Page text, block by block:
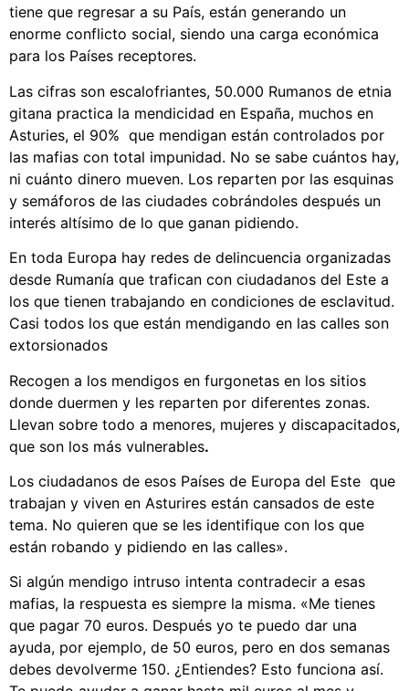
tiene que regresar a su País, están generando un
enorme conflicto social, siendo una carga económica
para los Países receptores.
Las cifras son escalofriantes, 50.000 Rumanos de etnia
gitana practica la mendicidad en España, muchos en
Asturies, el 90% que mendigan están controlados por
las mafias con total impunidad. No se sabe cuántos hay,
ni cuánto dinero mueven. Los reparten por las esquinas
y semáforos de las ciudades cobrándoles después un
interés altísimo de lo que ganan pidiendo.
En toda Europa hay redes de delincuencia organizadas
desde Rumanía que trafican con ciudadanos del Este a
los que tienen trabajando en condiciones de esclavitud.
Casi todos los que están mendigando en las calles son
extorsionados
Recogen a los mendigos en furgonetas en los sitios
donde duermen y les reparten por diferentes zonas.
Llevan sobre todo a menores, mujeres y discapacitados,
que son los más vulnerables.
Los ciudadanos de esos Países de Europa del Este que
trabajan y viven en Asturires están cansados de este
tema. No quieren que se les identifique con los que
están robando y pidiendo en las calles».
Si algún mendigo intruso intenta contradecir a esas
mafias, la respuesta es siempre la misma. «Me tienes
que pagar 70 euros. Después yo te puedo dar una
ayuda, por ejemplo, de 50 euros, pero en dos semanas
debes devolverme 150. ¿Entiendes? Esto funciona así.